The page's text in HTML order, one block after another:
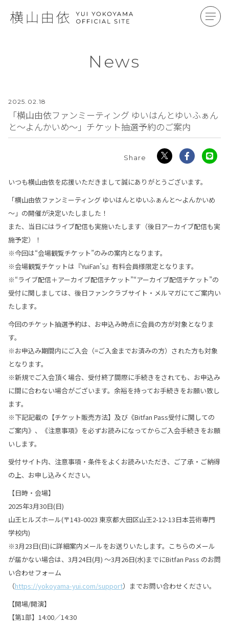
News
2025. 02.18
「横山由依ファンミーティング ゆいはんとゆいふぁん
と～よんかいめ～」チケット抽選予約のご案内
いつも横山由依を応援いただきまして誠にありがとうございます。
「横山由依ファンミーティング ゆいはんとゆいふぁんと～よんかいめ
～」の開催が決定いたしました！
また、当日にはライブ配信も実施いたします（後日アーカイブ配信も実
施予定）！
※今回は“会場観覧チケット”のみの案内となります。
※会場観覧チケットは『YuiFan’s』有料会員様限定となります。
※“ライブ配信＋アーカイブ配信チケット”“アーカイブ配信チケット”の
受付に関しましては、後日ファンクラブサイト・メルマガにてご案内い
たします。
今回のチケット抽選予約は、お申込み時点に会員の方が対象となりま
す。
※お申込み期間内にご入会（=ご入金までお済みの方）された方も対象
となります。
※新規でご入会頂く場合、受付終了間際に手続きをされても、お申込み
に間に合わない場合がございます。余裕を持ってお手続きをお願い致し
ます。
※下記記載の【チケット販売方法】及び《Bitfan Pass受付に関しての
ご案内》、《注意事項》を必ずお読みになってからご入会手続きをお願
いします。
受付サイト内、注意事項・条件をよくお読みいただき、ご了承・ご納得
の上、お申し込みください。
【日時・会場】
2025年3月30日(日)
山王ヒルズホール(〒143-0023 東京都大田区山王2-12-13日本芸術専門
学校内)
※3月23日(日)に詳細案内メールをお送りいたします。こちらのメール
が届かない場合は、3月24日(月) ～3月26日(水)までにBitfan Pass のお問
い合わせフォーム
（https://yokoyama-yui.com/support）までお問い合わせください。
【開場/開演】
【第1部】14:00／14:30